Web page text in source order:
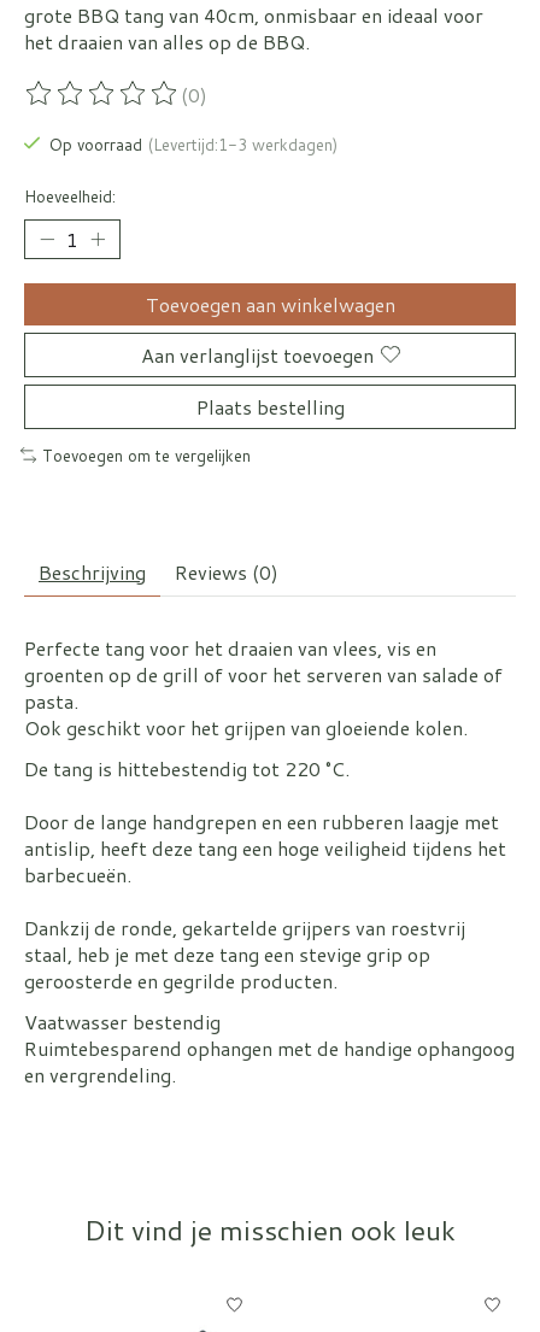
grote BBQ tang van 40cm, onmisbaar en ideaal voor
het draaien van alles op de BBQ.
De beoordeling van dit product is
(0)
Op voorraad (Levertijd:1-3 werkdagen)
Hoeveelheid:
Toevoegen aan winkelwagen
Aan verlanglijst toevoegen
Plaats bestelling
Toevoegen om te vergelijken
Beschrijving Reviews (0)
Perfecte tang voor het draaien van vlees, vis en
groenten op de grill of voor het serveren van salade of
pasta.
Ook geschikt voor het grijpen van gloeiende kolen.
De tang is hittebestendig tot 220 °C.
Door de lange handgrepen en een rubberen laagje met
antislip, heeft deze tang een hoge veiligheid tijdens het
barbecueën.
Dankzij de ronde, gekartelde grijpers van roestvrij
staal, heb je met deze tang een stevige grip op
geroosterde en gegrilde producten.
Vaatwasser bestendig
Ruimtebesparend ophangen met de handige ophangoog
en vergrendeling.
Dit vind je misschien ook leuk
Items van productcarrousel